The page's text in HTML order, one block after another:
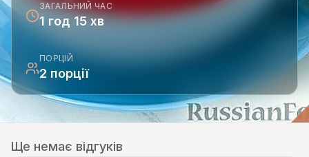
ЗАГАЛЬНИЙ ЧАС
1 год 15 хв
ПОРЦІЙ
2 порції
Ще немає відгуків